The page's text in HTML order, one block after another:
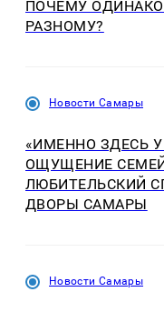
ПОЧЕМУ
РАЗНОМУ?
Новости Самары
«ИМЕННО ЗДЕСЬ
ОЩУЩЕНИЕ
ЛЮБИТЕЛЬСКИЙ
ДВОРЫ САМАРЫ
Новости Самары